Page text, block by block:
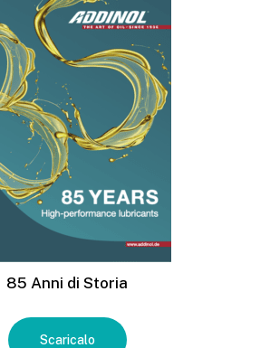
85 Anni di Storia
Scaricalo